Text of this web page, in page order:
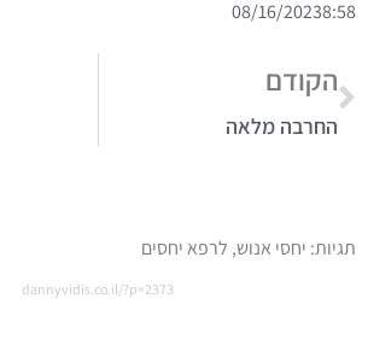
8:58
08/16/2023
הקודם
החרבה מלאה
תגיות: יחסי אנוש, לרפא יחסים
dannyvidis.co.il/?p=2373